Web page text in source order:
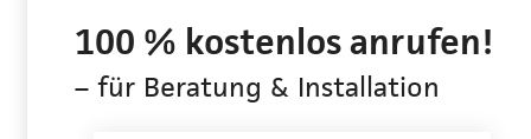
100 % kostenlos anrufen!
– für Beratung & Installation